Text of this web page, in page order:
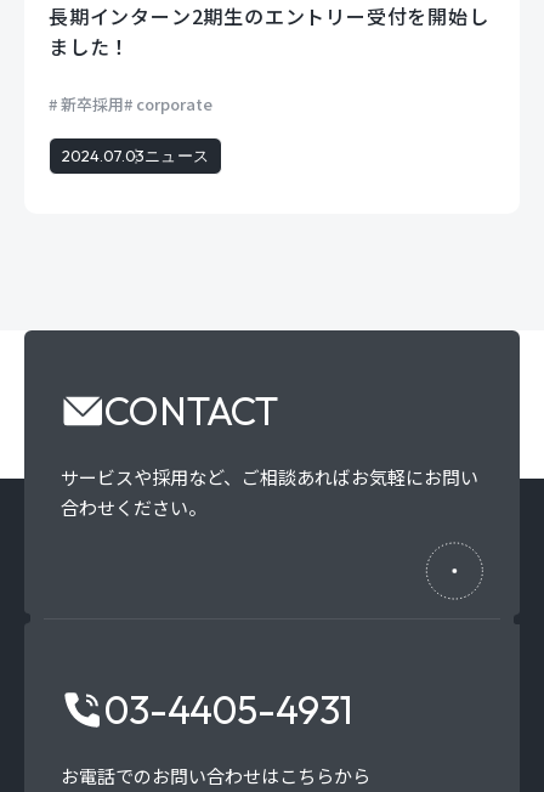
長期インターン2期生のエントリー受付を開始し
ました！
新卒採用 corporate
2024.07.03ニュース
CONTACT
サービスや採用など、 ご相談あればお気軽にお問い
合わせください。
03-4405-4931
お電話でのお問い合わせはこちらから